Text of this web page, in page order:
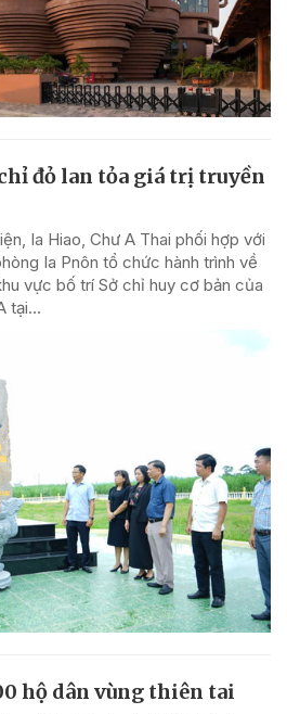
đỏ lan tỏa giá trị truyền
Ia Hiao, Chư A Thai phối hợp với
Ia Pnôn tổ chức hành trình về
vực bố trí Sở chỉ huy cơ bản của
tại...
hộ dân vùng thiên tai